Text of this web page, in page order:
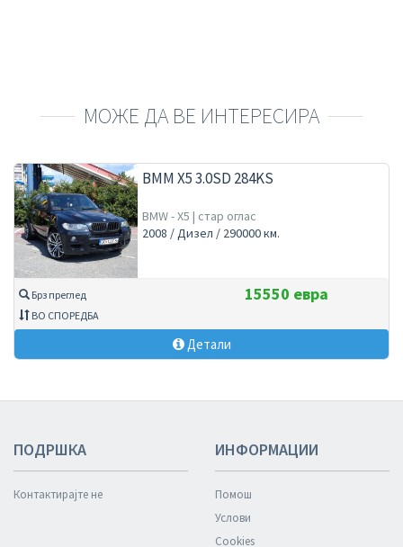
МОЖЕ ДА ВЕ ИНТЕРЕСИРА
BMM X5 3.0SD 284KS
BMW - X5 | стар оглас
2008 / Дизел / 290000 км.
Брз преглед
ВО СПОРЕДБА
15550 евра
Детали
ПОДРШКА
Контактирајте не
ИНФОРМАЦИИ
Помош
Услови
Cookies